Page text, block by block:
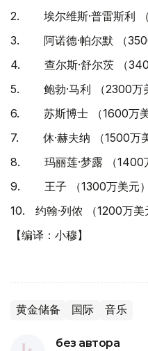
2. 埃尔维斯·普雷斯利 （
3. 阿诺德·帕尔默 （3500
4. 查尔斯·舒尔茨 （
5. 鲍勃·马利 （2300万
6. 苏斯博士 （1600万美
7. 休·赫夫纳 （1500万美
8. 玛丽莲·梦露 （1400
9. 王子 （1300万美元）
10. 约翰·列侬 （1200万美
【编译：小穆】
黄金储备 国际 音乐
без автора